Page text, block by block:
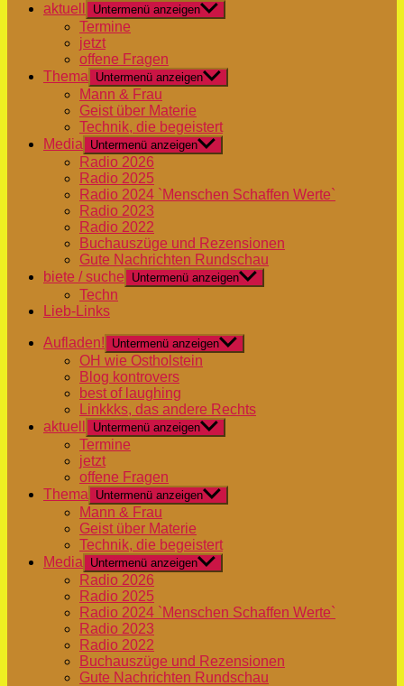
aktuell
Untermenü anzeigen
Termine
jetzt
offene Fragen
Thema
Untermenü anzeigen
Mann & Frau
Geist über Materie
Technik, die begeistert
Media
Untermenü anzeigen
Radio 2026
Radio 2025
Radio 2024 `Menschen Schaffen Werte`
Radio 2023
Radio 2022
Buchauszüge und Rezensionen
Gute Nachrichten Rundschau
biete / suche
Untermenü anzeigen
Techn
Lieb-Links
Aufladen! Untermenü anzeigen
OH wie Ostholstein
Blog kontrovers
best of laughing
Linkkks, das andere Rechts
aktuell
Untermenü anzeigen
Termine
jetzt
offene Fragen
Thema
Untermenü anzeigen
Mann & Frau
Geist über Materie
Technik, die begeistert
Media
Untermenü anzeigen
Radio 2026
Radio 2025
Radio 2024 `Menschen Schaffen Werte`
Radio 2023
Radio 2022
Buchauszüge und Rezensionen
Gute Nachrichten Rundschau